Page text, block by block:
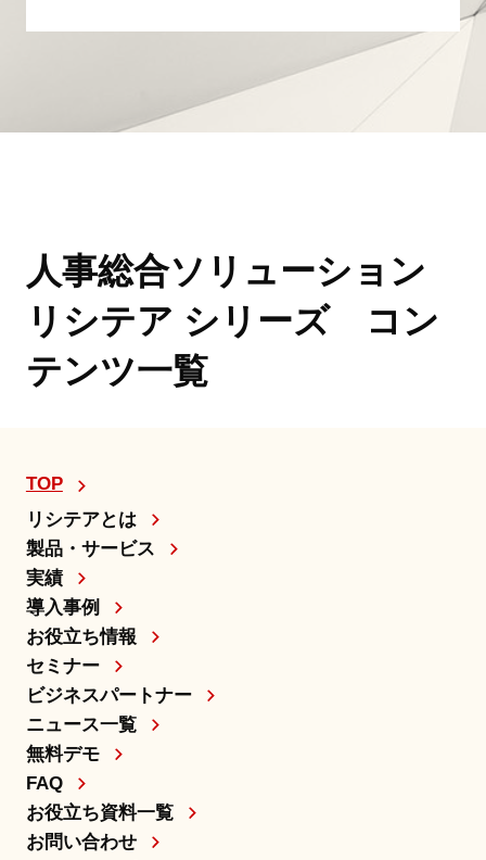
人事総合ソリューション
リシテア シリーズ コン
テンツ一覧
TOP
リシテアとは
製品・サービス
実績
導入事例
お役立ち情報
セミナー
ビジネスパートナー
ニュース一覧
無料デモ
FAQ
お役立ち資料一覧
お問い合わせ